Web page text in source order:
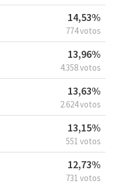
14,53%
774 votos
13,96%
4.358 votos
13,63%
2.624 votos
13,15%
551 votos
12,73%
731 votos